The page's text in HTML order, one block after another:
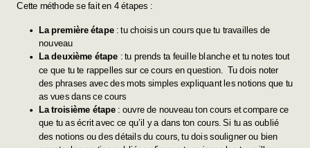
Cette méthode se fait en 4 étapes :
La première étape: tu choisis un cours que tu travailles de
nouveau
La deuxième étape : tu prends ta feuille blanche et tu notes tout
ce que tu te rappelles sur ce cours en question. Tu dois noter
des phrases avec des mots simples expliquant les notions que tu
as vues dans ce cours
La troisième étape : ouvre de nouveau ton cours et compare ce
que tu as écrit avec ce qu’il y a dans ton cours. Si tu as oublié
des notions ou des détails du cours, tu dois souligner ou bien